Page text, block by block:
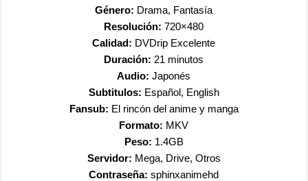
Género: Drama, Fantasía
Resolución: 720×480
Calidad: DVDrip Excelente
Duración: 21 minutos
Audio: Japonés
Subtitulos: Español, English
Fansub: El rincón del anime y manga
Formato: MKV
Peso: 1.4GB
Servidor: Mega, Drive, Otros
Contraseña: sphinxanimehd